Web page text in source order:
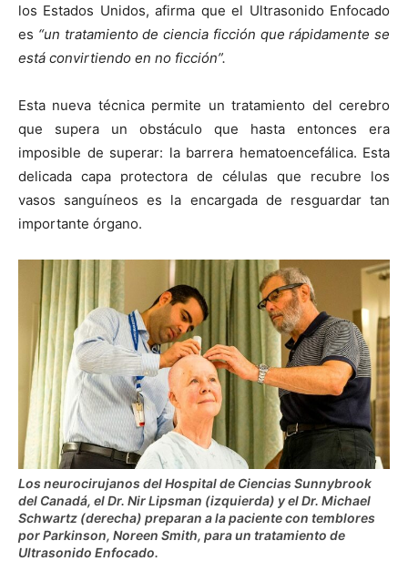
los Estados Unidos, afirma que el Ultrasonido Enfocado
es “un tratamiento de ciencia ficción que rápidamente se
está convirtiendo en no ficción”.
Esta nueva técnica permite un tratamiento del cerebro
que supera un obstáculo que hasta entonces era
imposible de superar: la barrera hematoencefálica. Esta
delicada capa protectora de células que recubre los
vasos sanguíneos es la encargada de resguardar tan
importante órgano.
Los neurocirujanos del Hospital de Ciencias Sunnybrook
del Canadá, el Dr. Nir Lipsman (izquierda) y el Dr. Michael
Schwartz (derecha) preparan a la paciente con temblores
por Parkinson, Noreen Smith, para un tratamiento de
Ultrasonido Enfocado.